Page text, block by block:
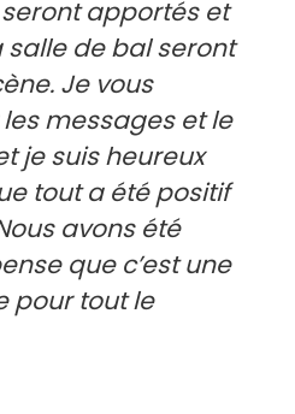
apportés et
salle de bal seront
Je vous
messages et le
je suis heureux
tout a été positif
avons été
que c’est une
pour tout le